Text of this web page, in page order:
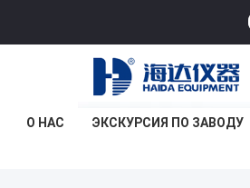
О НАС ЭКСКУРСИЯ ПО ЗАВОДУ